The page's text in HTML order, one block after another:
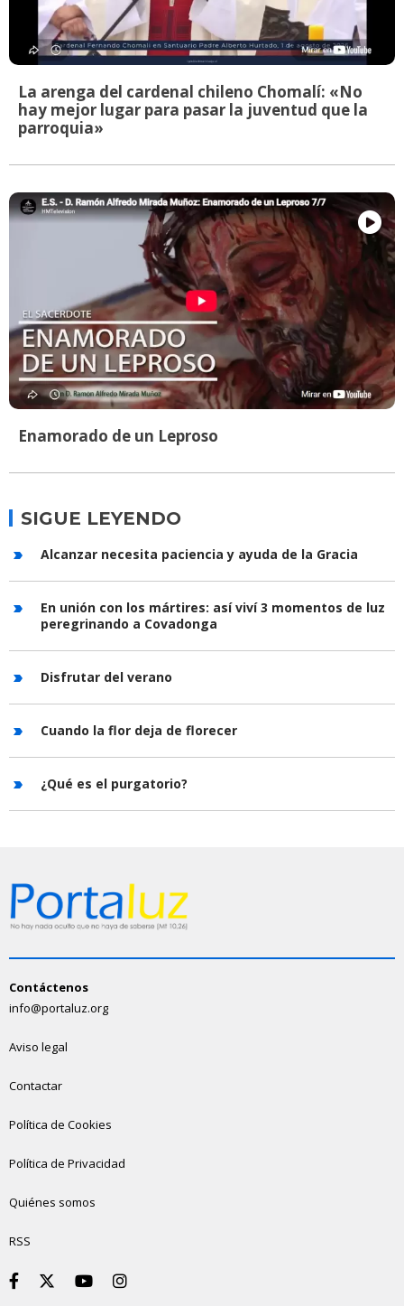
La arenga del cardenal chileno Chomalí: «No
hay mejor lugar para pasar la juventud que la
parroquia»
Enamorado de un Leproso
SIGUE LEYENDO
Alcanzar necesita paciencia y ayuda de la Gracia
En unión con los mártires: así viví 3 momentos de luz
peregrinando a Covadonga
Disfrutar del verano
Cuando la flor deja de florecer
¿Qué es el purgatorio?
Contáctenos
info@portaluz.org
Aviso legal
Contactar
Política de Cookies
Política de Privacidad
Quiénes somos
RSS